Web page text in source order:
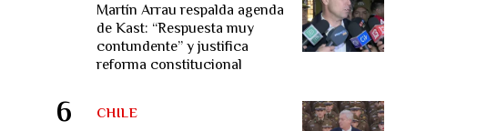
Martín Arrau respalda agenda
de Kast: “Respuesta muy
contundente” y justifica
reforma constitucional
CHILE